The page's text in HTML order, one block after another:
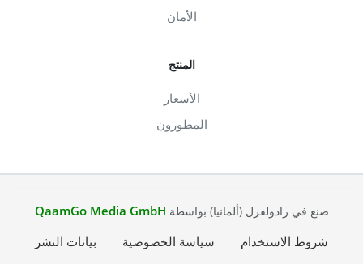
الأمان
المنتج
الأسعار
المطورون
صنع في رادولفزل (ألمانيا) بواسطة QaamGo Media GmbH
شروط الاستخدام
سياسة الخصوصية بيانات النشر